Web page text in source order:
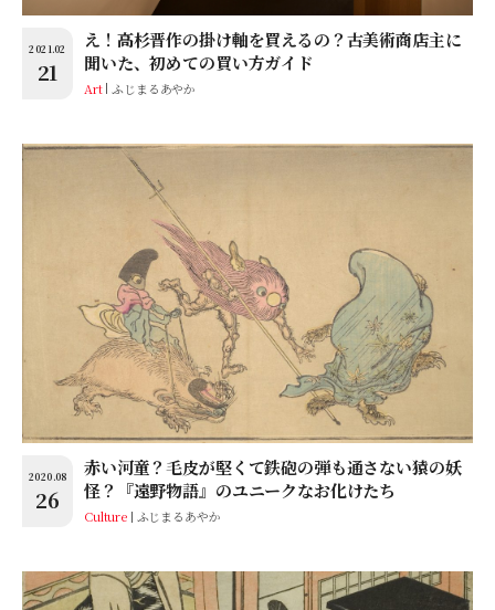
2021.02
21
え！高杉晋作の掛け軸を買えるの？古美術商店主に
聞いた、初めての買い方ガイド
Art ふじまるあやか
2020.08
26
赤い河童？毛皮が堅くて鉄砲の弾も通さない猿の妖
怪？『遠野物語』のユニークなお化けたち
Culture ふじまるあやか